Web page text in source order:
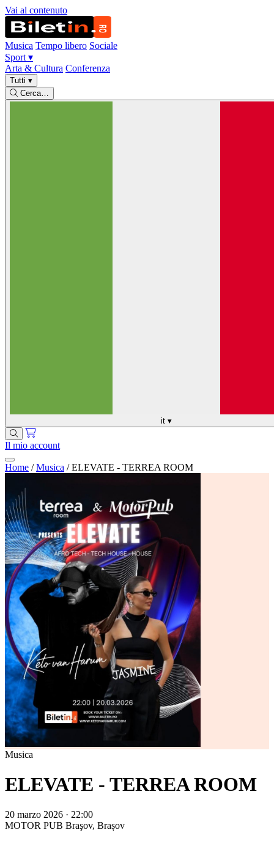
Vai al contenuto
Musica Tempo libero Sociale
Sport ▾
Arta & Cultura Conferenza
Tutti ▾
Cerca…
it ▾
Il mio account
Home / Musica / ELEVATE - TERREA ROOM
Musica
ELEVATE - TERREA ROOM
20 marzo 2026 · 22:00
MOTOR PUB Braşov, Brașov